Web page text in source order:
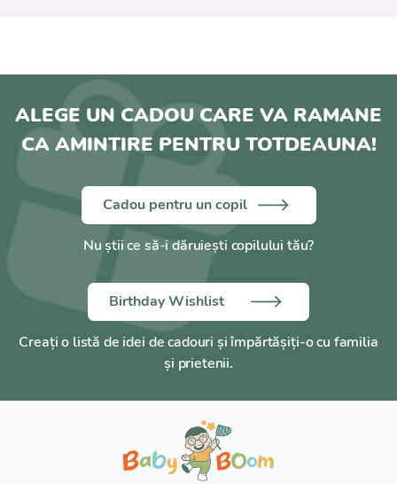
ALEGE UN CADOU CARE VA RAMANE
CA AMINTIRE PENTRU TOTDEAUNA!
Cadou pentru un copil
Nu știi ce să-i dăruiești copilului tău?
Birthday Wishlist
Creați o listă de idei de cadouri și împărtășiți-o cu familia
și prietenii.